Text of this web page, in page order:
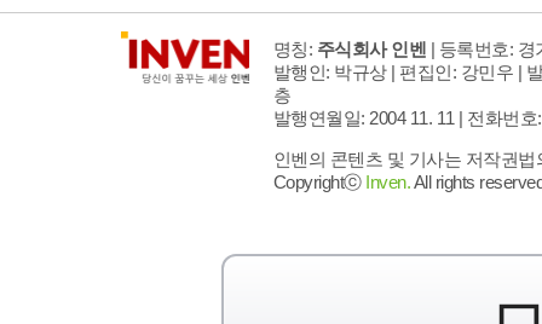
명칭: 주식회사 인벤 | 등록번호: 경
발행인: 박규상 | 편집인: 강민우 |
층
발행연월일: 2004 11. 11 | 전화번호
인벤의 콘텐츠 및 기사는 저작권
Copyrightⓒ Inven.All rights